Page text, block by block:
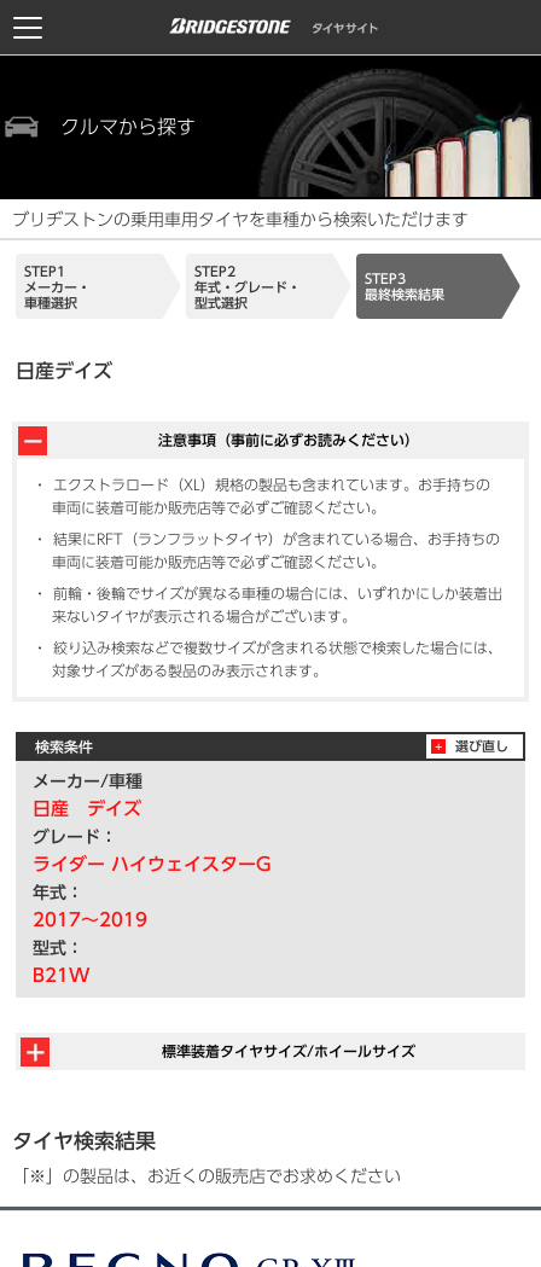
クルマから探す
ブリヂストンの乗用車用タイヤを車種から検索いただけます
STEP1
メーカー・
車種選択
STEP2
年式・グレード・
型式選択
STEP3
最終検索結果
日産デイズ
注意事項（事前に必ずお読みください）
エクストラロード（XL）規格の製品も含まれています。お手持ちの
車両に装着可能か販売店等で必ずご確認ください。
結果にRFT（ランフラットタイヤ）が含まれている場合、お手持ちの
車両に装着可能か販売店等で必ずご確認ください。
前輪・後輪でサイズが異なる車種の場合には、いずれかにしか装着出
来ないタイヤが表示される場合がございます。
絞り込み検索などで複数サイズが含まれる状態で検索した場合には、
対象サイズがある製品のみ表示されます。
検索条件
メーカー/車種
日産 デイズ
グレード：
ライダー ハイウェイスターG
年式：
2017～2019
型式：
B21W
選び直し
標準装着タイヤサイズ/ホイールサイズ
タイヤ検索結果
「※」の製品は、お近くの販売店でお求めください